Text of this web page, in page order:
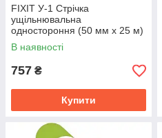
FIXIT У-1 Стрічка
ущільнювальна
одностороння (50 мм х 25 м)
В наявності
757 ₴
Купити